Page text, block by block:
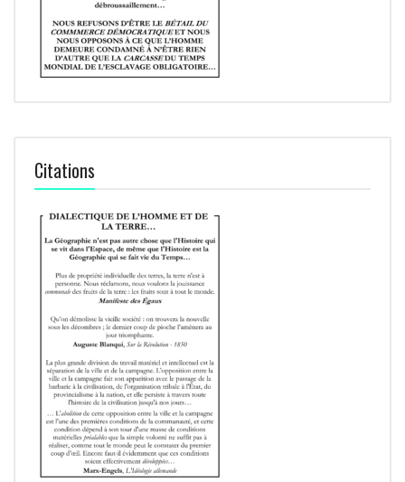
Citations